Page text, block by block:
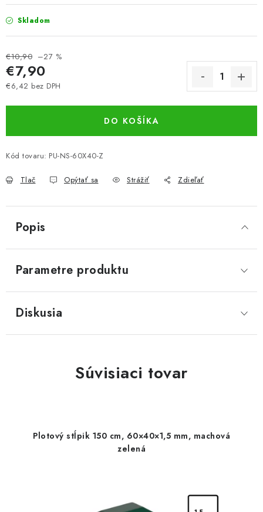
Skladom
€10,90 –27 %
€7,90
€6,42 bez DPH
DO KOŠÍKA
Kód tovaru: PU-NS-60X40-Z
Tlač Opýtať sa Strážiť Zdieľať
Popis
Parametre produktu
Diskusia
Súvisiaci tovar
Plotový stĺpik 150 cm, 60×40×1,5 mm, machová
zelená